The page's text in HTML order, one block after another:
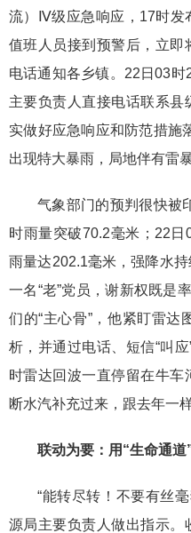
流）Ⅳ级应急响应，17时发
值班人员接到预警后，立即
电话通知各乡镇。 22日03时
主要负责人直接电话联系县
实做好应急响应和防范措施
出现特大暴雨，局地伴有雷
气象部门的预判很快被
时雨量突破70.2毫米；22日
雨量达202.1毫米，强降水持
一名“老”党员，谢新权既是
们的“主心骨”， 他紧盯雷达
析，并通过电话、短信“叫
时雷达回波一直停留在牛车
断水汽补充过来，跟去年一样
联动为要：用“生命通道
“能转尽转 ！ 不要有丝毫
源局主要负责人做出指示。